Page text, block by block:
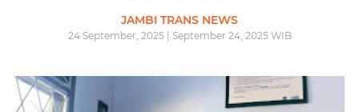
JAMBI TRANS NEWS
24 September, 2025 | September 24, 2025 WIB